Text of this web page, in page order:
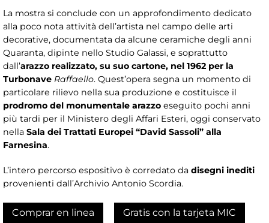
La mostra si conclude con un approfondimento dedicato
alla poco nota attività dell’artista nel campo delle arti
decorative, documentata da alcune ceramiche degli anni
Quaranta, dipinte nello Studio Galassi, e soprattutto
dall’arazzo realizzato, su suo cartone, nel 1962 per la
Turbonave Raffaello. Quest’opera segna un momento di
particolare rilievo nella sua produzione e costituisce il
prodromo del monumentale arazzo eseguito pochi anni
più tardi per il Ministero degli Affari Esteri, oggi conservato
nella Sala dei Trattati Europei “David Sassoli” alla
Farnesina.
L’intero percorso espositivo è corredato da disegni inediti
provenienti dall’Archivio Antonio Scordia.
Comprar en linea Gratis con la tarjeta MIC